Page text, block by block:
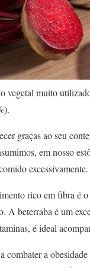
vegetal muito
graças ao seu
em nosso
excessivamente.
rico em fibra é
A beterraba é um
é ideal
combater a